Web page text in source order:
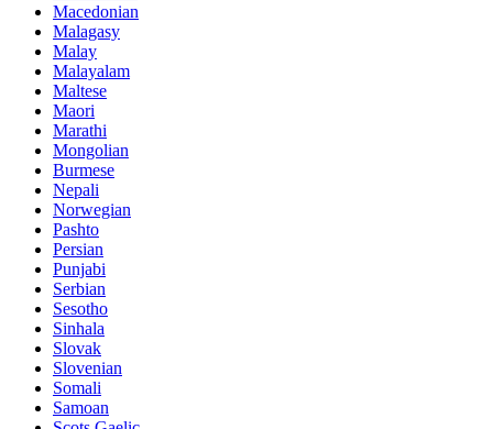
Macedonian
Malagasy
Malay
Malayalam
Maltese
Maori
Marathi
Mongolian
Burmese
Nepali
Norwegian
Pashto
Persian
Punjabi
Serbian
Sesotho
Sinhala
Slovak
Slovenian
Somali
Samoan